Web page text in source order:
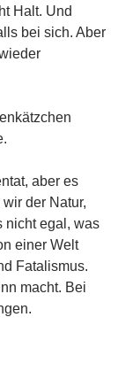
Halt. Und
bei sich. Aber
aber es
der Natur,
nicht egal, was
einer Welt
Fatalismus.
macht. Bei